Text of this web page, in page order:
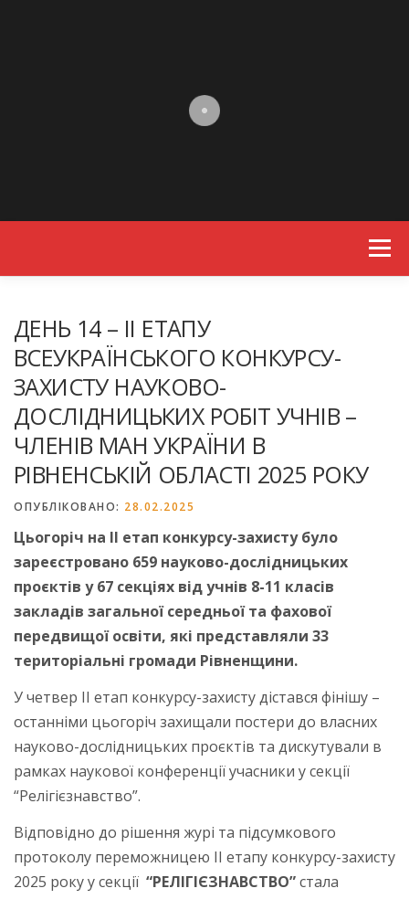
Menu
ДЕНЬ 14 – ІІ ЕТАПУ
ВСЕУКРАЇНСЬКОГО КОНКУРСУ-
ЗАХИСТУ НАУКОВО-
ДОСЛІДНИЦЬКИХ РОБІТ УЧНІВ –
ЧЛЕНІВ МАН УКРАЇНИ В
РІВНЕНСЬКІЙ ОБЛАСТІ 2025 РОКУ
ОПУБЛІКОВАНО: 28.02.2025
Цьогоріч на ІІ етап конкурсу-захисту було
зареєстровано 659 науково-дослідницьких
проєктів у 67 секціях від учнів 8-11 класів
закладів загальної середньої та фахової
передвищої освіти, які представляли 33
територіальні громади Рівненщини.
У четвер ІІ етап конкурсу-захисту дістався фінішу –
останніми цьогоріч захищали постери до власних
науково-дослідницьких проєктів та дискутували в
рамках наукової конференції учасники у секції
“Релігієзнавство”.
Відповідно до рішення журі та підсумкового
протоколу переможницею ІІ етапу конкурсу-захисту
2025 року у секції “РЕЛІГІЄЗНАВСТВО”стала